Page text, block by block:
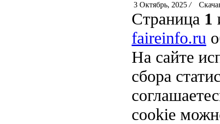
3 Октябрь, 2025 /
Страница 1
faireinfo.ru
На сайте
сбора
cookie